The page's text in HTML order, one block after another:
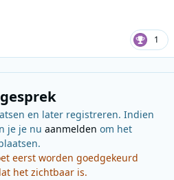
1
en later registreren. Indien
je je nu aanmelden om het
eerst worden goedgekeurd
het zichtbaar is.